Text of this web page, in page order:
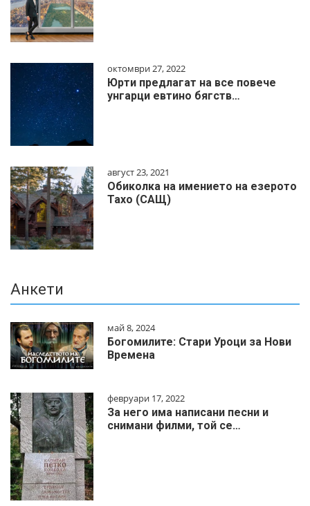
октомври 27, 2022
Юрти предлагат на все повече
унгарци евтино бягств…
август 23, 2021
Обиколка на имението на езерото
Тахо (САЩ)
Анкети
май 8, 2024
Богомилите: Стари Уроци за Нови
Времена
февруари 17, 2022
За него има написани песни и
снимани филми, той се…